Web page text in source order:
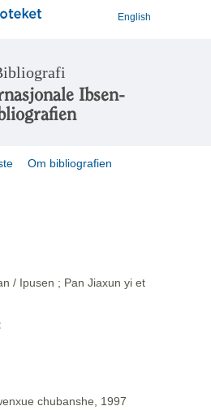
English
Ibsen-
Om bibliografien
/ Ipusen ; Pan Jiaxun yi et
chubanshe, 1997